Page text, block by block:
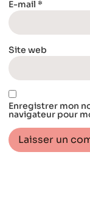
E-mail *
Site web
Enregistrer mon
navigateur pour